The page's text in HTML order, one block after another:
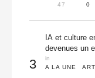
47
0
3
IA et culture
devenues un
in
A LA UNE